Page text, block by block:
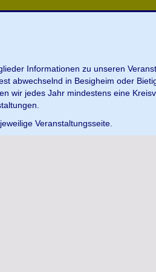
Informationen zu unseren
abwechselnd in Besigheim oder
wir jedes Jahr mindestens eine
Veranstaltungsseite.